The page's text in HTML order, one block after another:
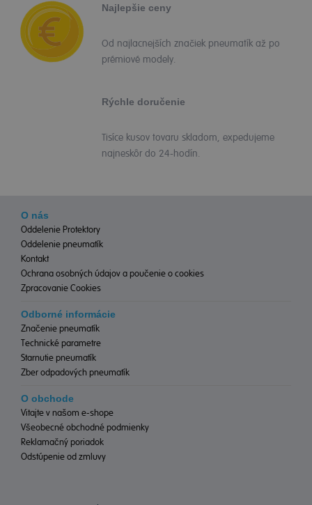
Najlepšie ceny
Od najlacnejších značiek pneumatík až po
prémiové modely.
Rýchle doručenie
Tisíce kusov tovaru skladom, expedujeme
najneskôr do 24-hodín.
O nás
Oddelenie Protektory
Oddelenie pneumatík
Kontakt
Ochrana osobných údajov a poučenie o cookies
Zpracovanie Cookies
Odborné informácie
Značenie pneumatík
Technické parametre
Starnutie pneumatík
Zber odpadových pneumatík
O obchode
Vitajte v našom e-shope
Všeobecné obchodné podmienky
Reklamačný poriadok
Odstúpenie od zmluvy